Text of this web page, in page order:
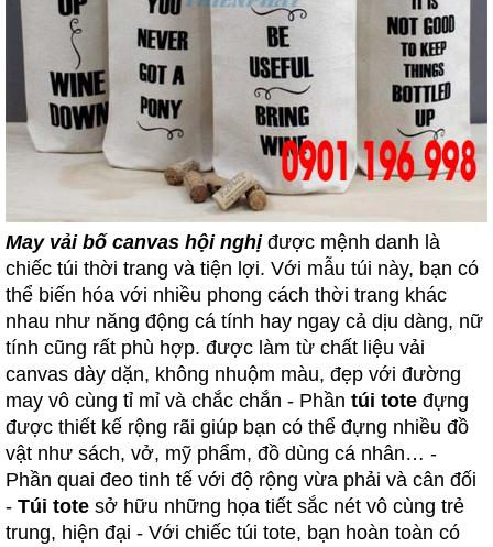
May vải bố canvas hội nghịđược mệnh danh là
chiếc túi thời trang và tiện lợi. Với mẫu túi này, bạn có
thể biến hóa với nhiều phong cách thời trang khác
nhau như năng động cá tính hay ngay cả dịu dàng, nữ
tính cũng rất phù hợp. được làm từ chất liệu vải
canvas dày dặn, không nhuộm màu, đẹp với đường
may vô cùng tỉ mỉ và chắc chắn - Phần túi tote đựng
được thiết kế rộng rãi giúp bạn có thể đựng nhiều đồ
vật như sách, vở, mỹ phẩm, đồ dùng cá nhân… -
Phần quai đeo tinh tế với độ rộng vừa phải và cân đối
- Túi tote sở hữu những họa tiết sắc nét vô cùng trẻ
trung, hiện đại - Với chiếc túi tote, bạn hoàn toàn có